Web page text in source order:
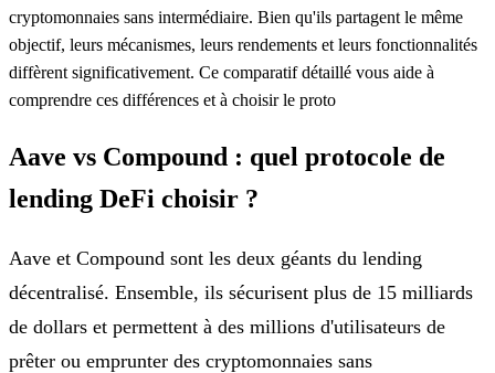
cryptomonnaies sans intermédiaire. Bien qu'ils partagent le même
objectif, leurs mécanismes, leurs rendements et leurs fonctionnalités
diffèrent significativement. Ce comparatif détaillé vous aide à
comprendre ces différences et à choisir le proto
Aave vs Compound : quel protocole de
lending DeFi choisir ?
Aave et Compound sont les deux géants du lending
décentralisé. Ensemble, ils sécurisent plus de 15 milliards
de dollars et permettent à des millions d'utilisateurs de
prêter ou emprunter des cryptomonnaies sans